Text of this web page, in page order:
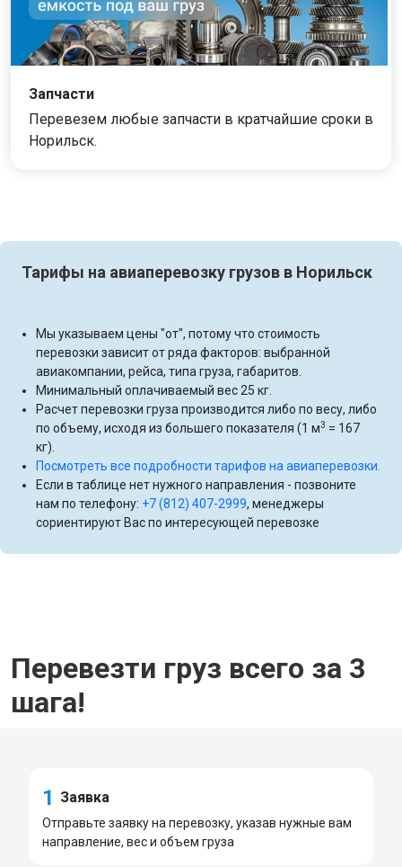
Запчасти
Перевезем любые запчасти в кратчайшие сроки в
Норильск.
Тарифы на авиаперевозку грузов в Норильск
Мы указываем цены "от", потому что стоимость
перевозки зависит от ряда факторов: выбранной
авиакомпании, рейса, типа груза, габаритов.
Минимальный оплачиваемый вес 25 кг.
Расчет перевозки груза производится либо по весу, либо
по объему, исходя из большего показателя (1 м3 = 167
кг).
Посмотреть все подробности тарифов на авиаперевозки.
Если в таблице нет нужного направления - позвоните
нам по телефону: +7 (812) 407-2999, менеджеры
сориентируют Вас по интересующей перевозке
Перевезти груз всего за 3
шага!
1 Заявка
Отправьте заявку на перевозку, указав нужные вам
направление, вес и объем груза